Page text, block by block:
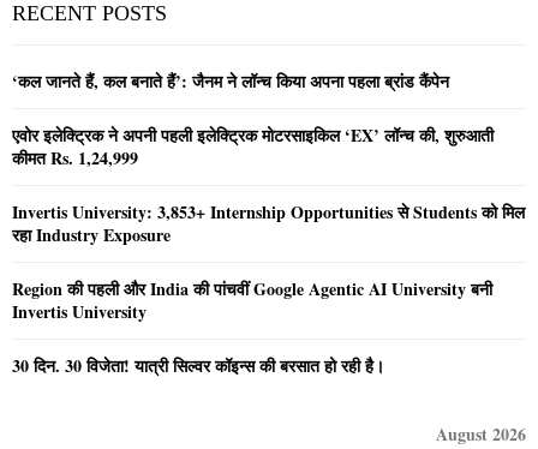
RECENT POSTS
‘कल जानते हैं, कल बनाते हैं’: जैनम ने लॉन्च किया अपना पहला ब्रांड कैंपेन
एवोर इलेक्ट्रिक ने अपनी पहली इलेक्ट्रिक मोटरसाइकिल ‘EX’ लॉन्च की, शुरुआती
कीमत Rs. 1,24,999
Invertis University: 3,853+ Internship Opportunities से Students को मिल
रहा Industry Exposure
Region की पहली और India की पांचवीं Google Agentic AI University बनी
Invertis University
30 दिन. 30 विजेता! यात्री सिल्वर कॉइन्स की बरसात हो रही है।
August 2026